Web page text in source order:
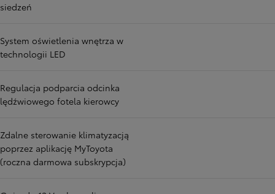
siedzeń
System oświetlenia wnętrza w
technologii LED
Regulacja podparcia odcinka
lędźwiowego fotela kierowcy
Zdalne sterowanie klimatyzacją
poprzez aplikację MyToyota
(roczna darmowa subskrypcja)